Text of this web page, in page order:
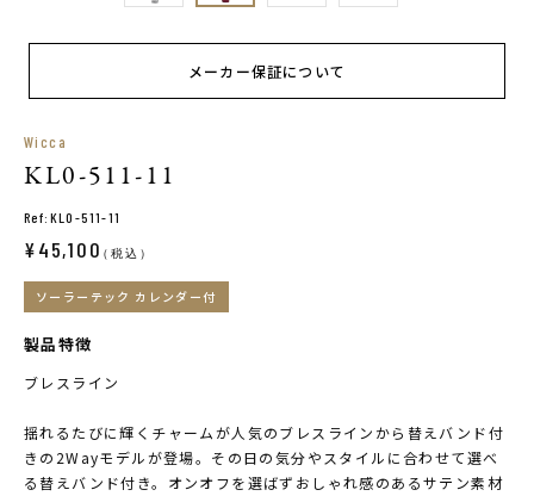
メーカー保証について
Wicca
KL0-511-11
Ref:KL0-511-11
¥45,100（税込）
ソーラーテック カレンダー付
製品特徴
ブレスライン
揺れるたびに輝くチャームが人気のブレスラインから替えバンド付
きの2Wayモデルが登場。その日の気分やスタイルに合わせて選べ
る替えバンド付き。オンオフを選ばずおしゃれ感のあるサテン素材